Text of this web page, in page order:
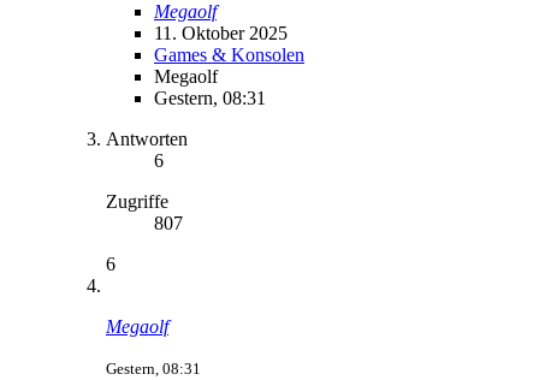
Megaolf
11. Oktober 2025
Games & Konsolen
Megaolf
Gestern, 08:31
Antworten
6
Zugriffe
807
6
Megaolf
Gestern, 08:31